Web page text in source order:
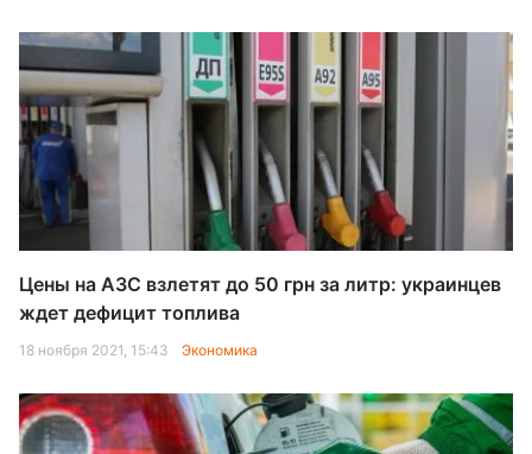
Цены на АЗС взлетят до 50 грн за литр: украинцев
ждет дефицит топлива
18 ноября 2021, 15:43 Экономика